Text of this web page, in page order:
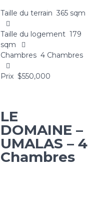
Taille du terrain 365 sqm
Taille du logement 179
sqm
Chambres 4 Chambres
Prix $550,000
LE
DOMAINE –
UMALAS – 4
Chambres